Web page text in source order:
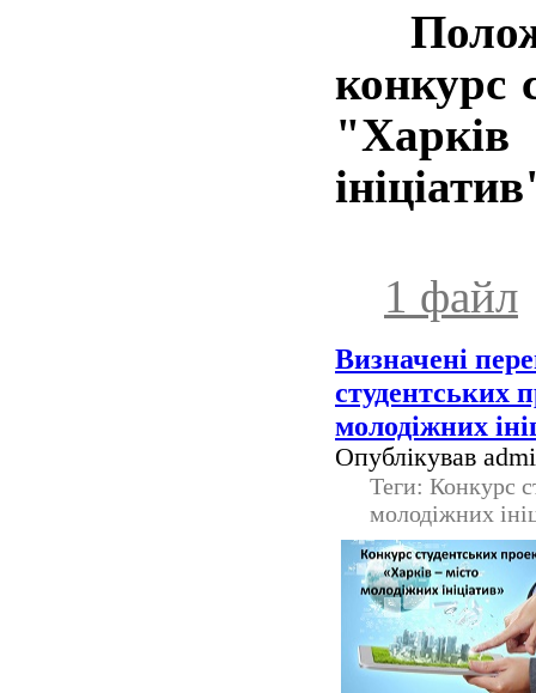
конкурс
1 файл
Визначені
студентських
молодіжних
Опублікував
Теги: Конкурс
молодіжних